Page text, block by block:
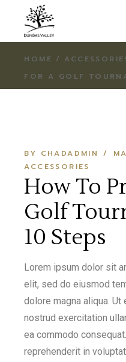
HOME
FOR A GOLF
BY CHADADMIN
ACCESSORIES
How To
Golf
10 Steps
Lorem ipsum dolor sit
elit, sed do eiusmod
dolore magna aliqua. Ut
nostrud exercitation
ea commodo
reprehenderit in